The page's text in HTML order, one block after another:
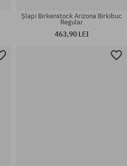
36; 37; 38; 39; 40; 41; 43; 44;
Șlapi Birkenstock Arizona Birkibuc
Regular
463,90 LEI